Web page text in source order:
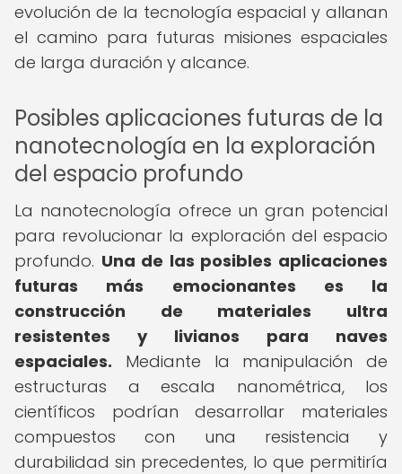
evolución de la tecnología espacial y allanan
el camino para futuras misiones espaciales
de larga duración y alcance.
Posibles aplicaciones futuras de la
nanotecnología en la exploración
del espacio profundo
La nanotecnología ofrece un gran potencial
para revolucionar la exploración del espacio
profundo. Una de las posibles aplicaciones
futuras más emocionantes es la
construcción de materiales ultra
resistentes y livianos para naves
espaciales. Mediante la manipulación de
estructuras a escala nanométrica, los
científicos podrían desarrollar materiales
compuestos con una resistencia y
durabilidad sin precedentes, lo que permitiría